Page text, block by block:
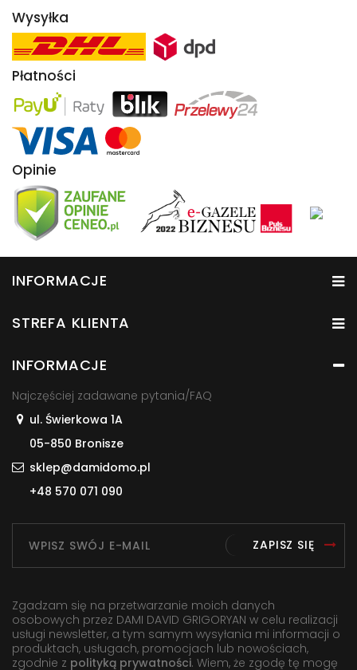
Wysyłka
Płatności
Opinie
INFORMACJE
STREFA KLIENTA
INFORMACJE
Najczęściej zadawane pytania/FAQ
ul. Świerkowa 1A
05-850 Bronisze
sklep@damidomo.pl
+48 570 071 090
ZAPISZ SIĘ
Zgadzam się na przetwarzanie moich danych
osobowych przez DAMI DAVID GRIGORYAN w celu realizacji
usługi newsletter, a tym samym wysyłania mi informacji o
produktach, usługach, promocjach lub nowościach,
zgodnie z polityką prywatności. Wiem, że zgodę tę mogę